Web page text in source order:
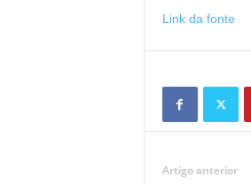
Link da fonte
Artigo anterior